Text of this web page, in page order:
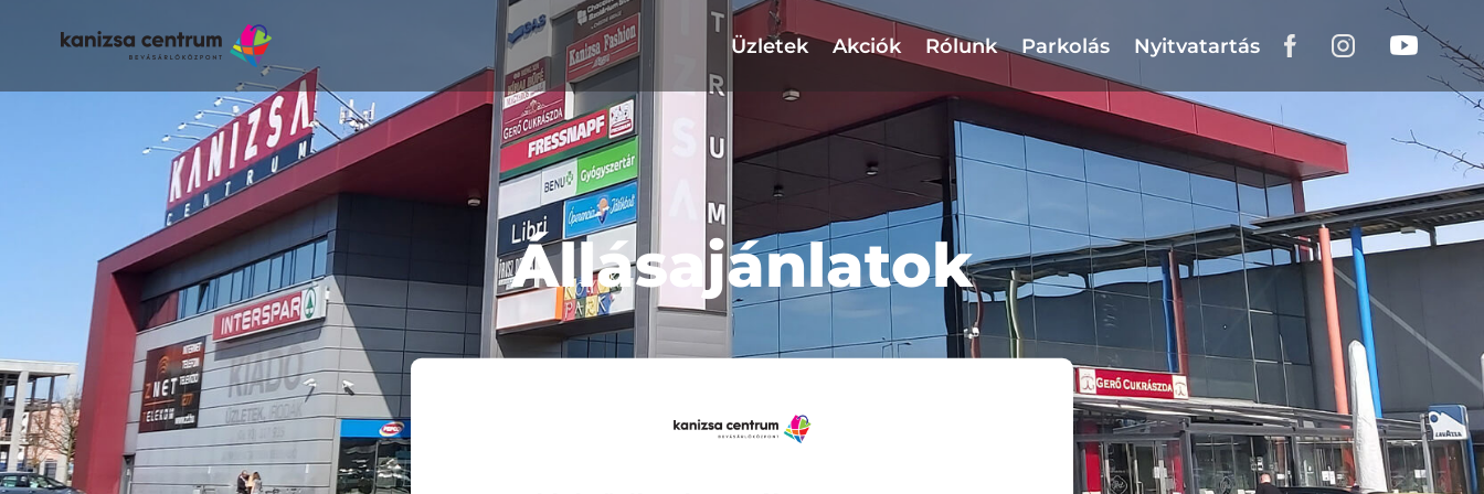
Üzletek Akciók Rólunk Parkolás Nyitvatartás
Állásajánlatok